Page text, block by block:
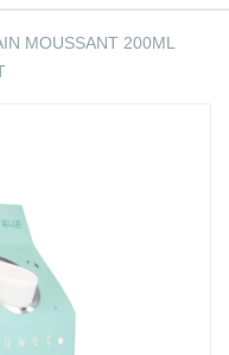
MOUSSANT 200ML